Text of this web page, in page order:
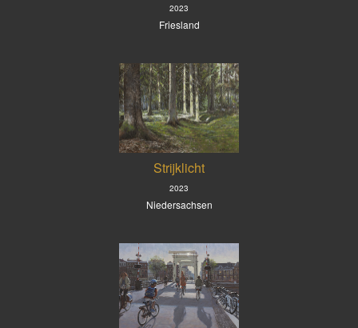
2023
Friesland
Strijklicht
2023
Niedersachsen